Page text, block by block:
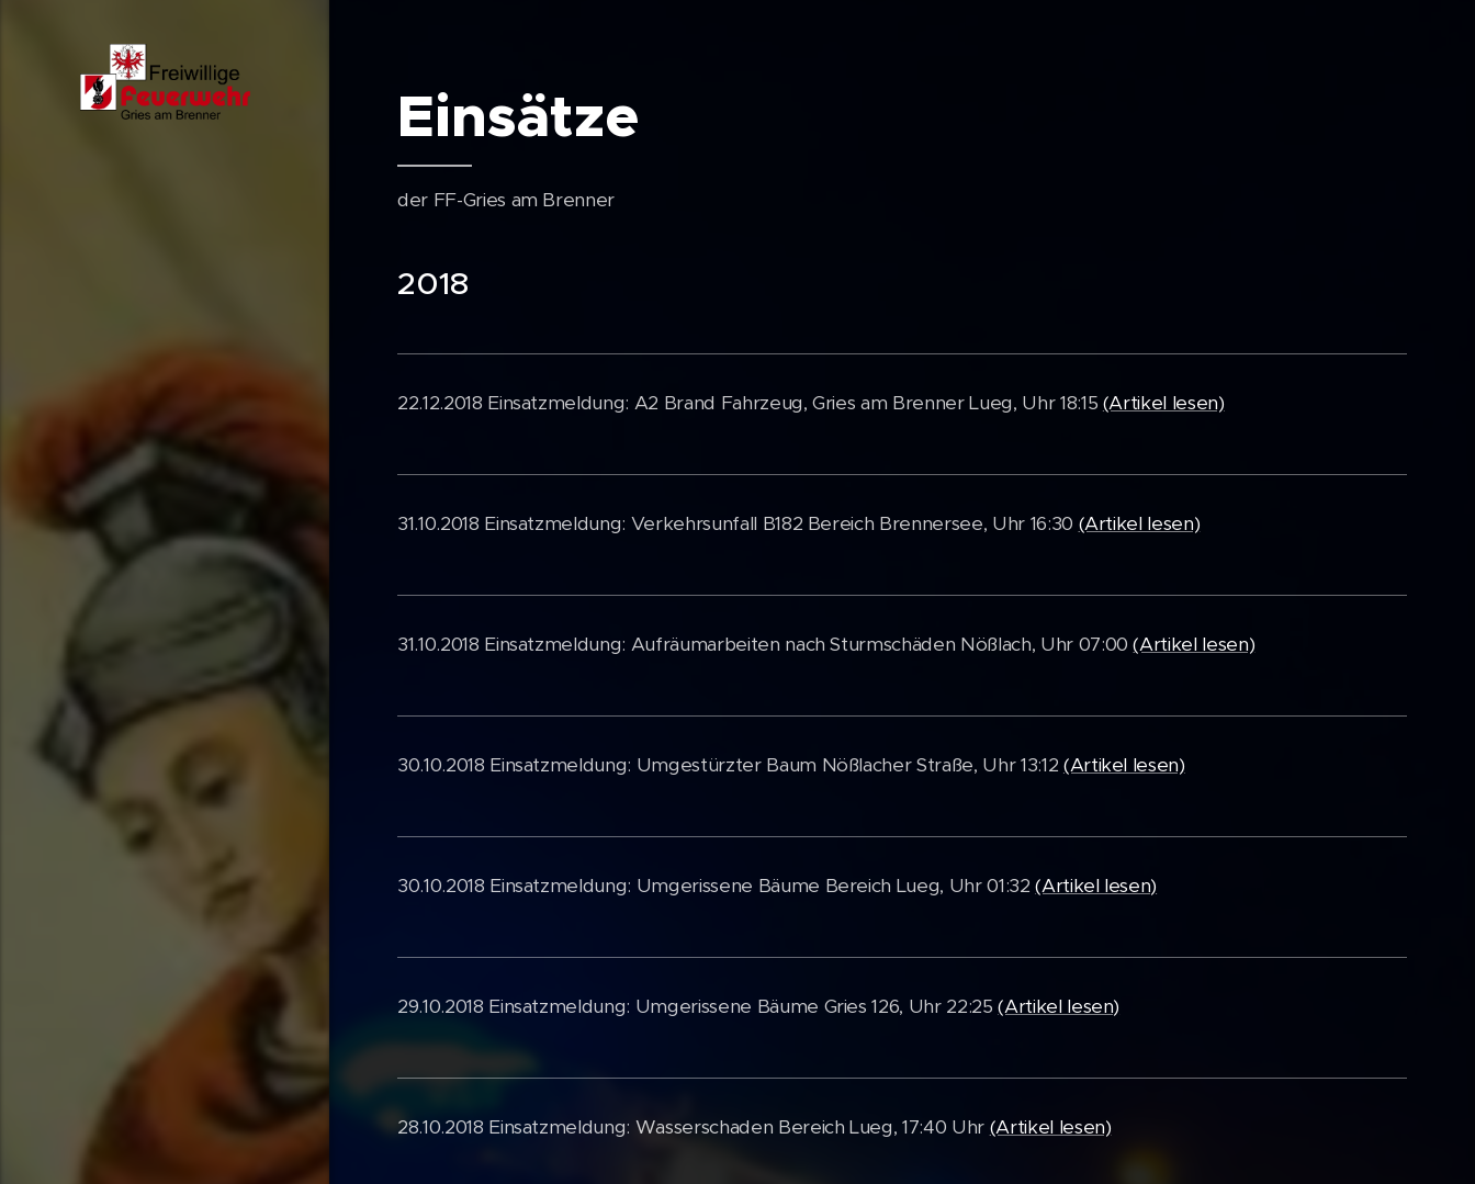
Einsätze
der FF-Gries am Brenner
2018
22.12.2018 Einsatzmeldung: A2 Brand Fahrzeug, Gries am Brenner Lueg, Uhr 18:15 (Artikel lesen)
31.10.2018 Einsatzmeldung: Verkehrsunfall B182 Bereich Brennersee, Uhr 16:30 (Artikel lesen)
31.10.2018 Einsatzmeldung: Aufräumarbeiten nach Sturmschäden Nößlach, Uhr 07:00(Artikel lesen)
30.10.2018 Einsatzmeldung: Umgestürzter Baum Nößlacher Straße, Uhr 13:12 (Artikel lesen)
30.10.2018 Einsatzmeldung: Umgerissene Bäume Bereich Lueg, Uhr 01:32(Artikel lesen)
29.10.2018 Einsatzmeldung: Umgerissene Bäume Gries 126, Uhr 22:25(Artikel lesen)
28.10.2018 Einsatzmeldung: Wasserschaden Bereich Lueg, 17:40 Uhr (Artikel lesen)